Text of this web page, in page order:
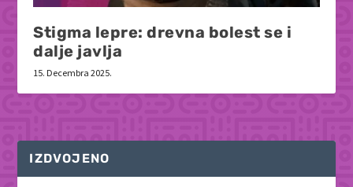
Stigma lepre: drevna bolest se i
dalje javlja
15. Decembra 2025.
IZDVOJENO